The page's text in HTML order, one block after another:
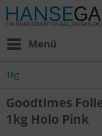
Menü
1kg
Goodtimes
1kg Holo Pink